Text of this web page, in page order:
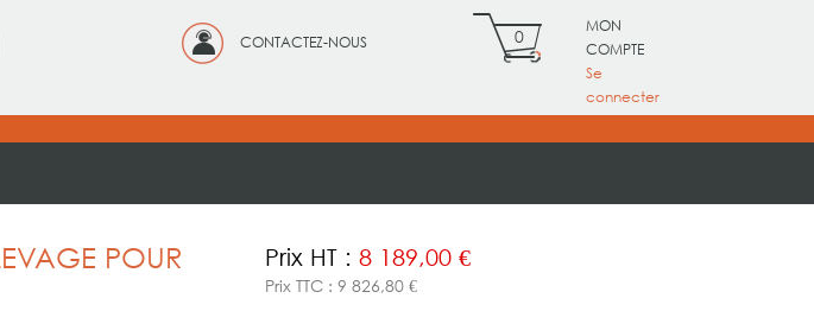
CONTACTEZ-NOUS 0
MON
COMPTE
Se
connecter
POUR
Prix HT : 8 189,00 €
Prix TTC : 9 826,80 €